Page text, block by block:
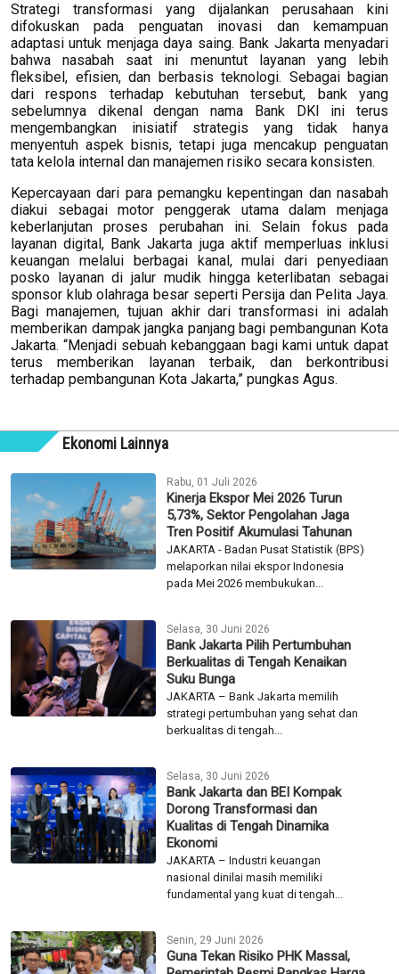
Strategi transformasi yang dijalankan perusahaan kini
difokuskan pada penguatan inovasi dan kemampuan
adaptasi untuk menjaga daya saing. Bank Jakarta menyadari
bahwa nasabah saat ini menuntut layanan yang lebih
fleksibel, efisien, dan berbasis teknologi. Sebagai bagian
dari respons terhadap kebutuhan tersebut, bank yang
sebelumnya dikenal dengan nama Bank DKI ini terus
mengembangkan inisiatif strategis yang tidak hanya
menyentuh aspek bisnis, tetapi juga mencakup penguatan
tata kelola internal dan manajemen risiko secara konsisten.
Kepercayaan dari para pemangku kepentingan dan nasabah
diakui sebagai motor penggerak utama dalam menjaga
keberlanjutan proses perubahan ini. Selain fokus pada
layanan digital, Bank Jakarta juga aktif memperluas inklusi
keuangan melalui berbagai kanal, mulai dari penyediaan
posko layanan di jalur mudik hingga keterlibatan sebagai
sponsor klub olahraga besar seperti Persija dan Pelita Jaya.
Bagi manajemen, tujuan akhir dari transformasi ini adalah
memberikan dampak jangka panjang bagi pembangunan Kota
Jakarta. “Menjadi sebuah kebanggaan bagi kami untuk dapat
terus memberikan layanan terbaik, dan berkontribusi
terhadap pembangunan Kota Jakarta,” pungkas Agus.
Ekonomi Lainnya
Rabu, 01 Juli 2026
Kinerja Ekspor Mei 2026 Turun
5,73%, Sektor Pengolahan Jaga
Tren Positif Akumulasi Tahunan
JAKARTA - Badan Pusat Statistik (BPS)
melaporkan nilai ekspor Indonesia
pada Mei 2026 membukukan...
Selasa, 30 Juni 2026
Bank Jakarta Pilih Pertumbuhan
Berkualitas di Tengah Kenaikan
Suku Bunga
JAKARTA – Bank Jakarta memilih
strategi pertumbuhan yang sehat dan
berkualitas di tengah...
Selasa, 30 Juni 2026
Bank Jakarta dan BEI Kompak
Dorong Transformasi dan
Kualitas di Tengah Dinamika
Ekonomi
JAKARTA – Industri keuangan
nasional dinilai masih memiliki
fundamental yang kuat di tengah...
Senin, 29 Juni 2026
Guna Tekan Risiko PHK Massal,